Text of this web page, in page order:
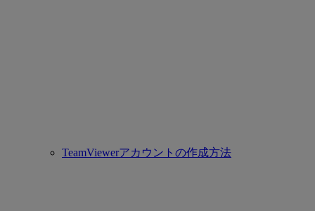
TeamViewerアカウントの作成方法